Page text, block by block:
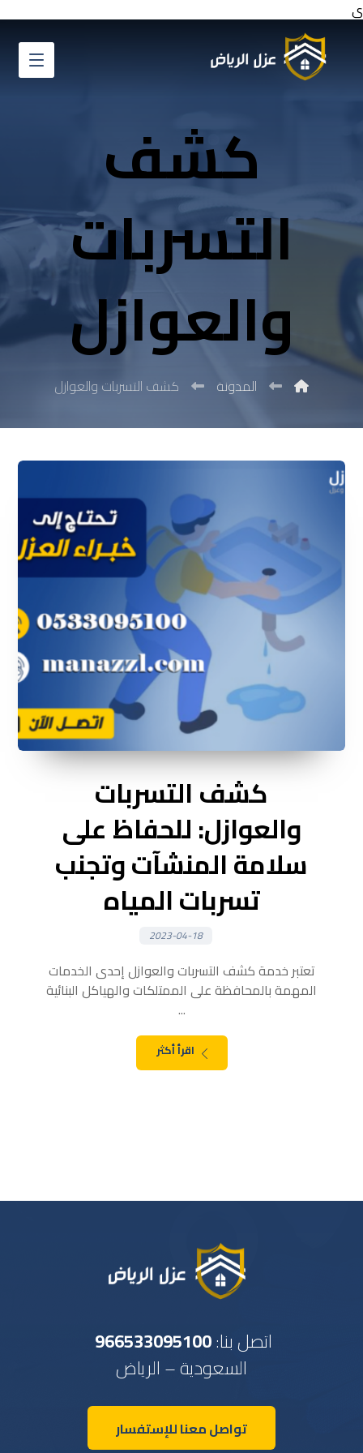
ي
كشف
التسربات
والعوازل
المدونة كشف التسربات والعوازل
كشف التسربات
والعوازل: للحفاظ على
سلامة المنشآت وتجنب
تسربات المياه
2023-04-18
تعتبر خدمة كشف التسربات والعوازل إحدى الخدمات
المهمة بالمحافظة على الممتلكات والهياكل البنائية
...
اقرأ أكثر
اتصل بنا:966533095100
السعودية – الرياض
تواصل معنا للإستفسار